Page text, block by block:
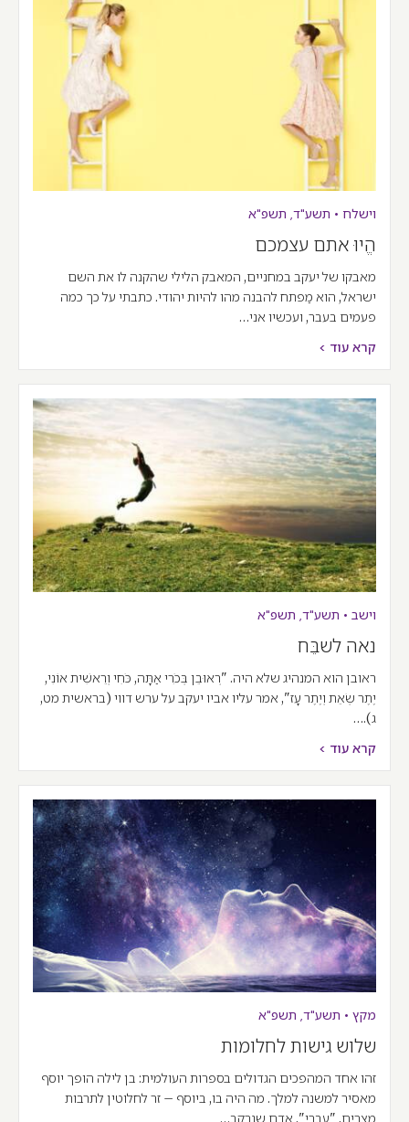
וישלח • תשע"ד, תשפ"א
הֱיוּ אתם עצמכם
מאבקו של יעקב במחניים, המאבק הלילי שהקנה לו את השם
ישראל, הוא מַפתח להבנה מהו להיות יהודי. כתבתי על כך כמה
פעמים בעבר, ועכשיו אני…
קרא עוד >
וישב • תשע"ד, תשפ"א
נאה לשבֵּח
ראובן הוא המנהיג שלא היה. "רְאוּבֵן בְּכֹרִי אַתָּה, כֹּחִי וְרֵאשִׁית אוֹנִי,
יֶתֶר שְׂאֵת וְיֶתֶר עָז", אמר עליו אביו יעקב על ערש דווי (בראשית מט,
ג).…
קרא עוד >
מקץ • תשע"ד, תשפ"א
שלוש גישות לחלומות
זהו אחד המהפכים הגדולים בספרות העולמית: בן לילה הופך יוסף
מאסיר למשנה למלך. מה היה בו, ביוסף – זר לחלוטין לתרבות